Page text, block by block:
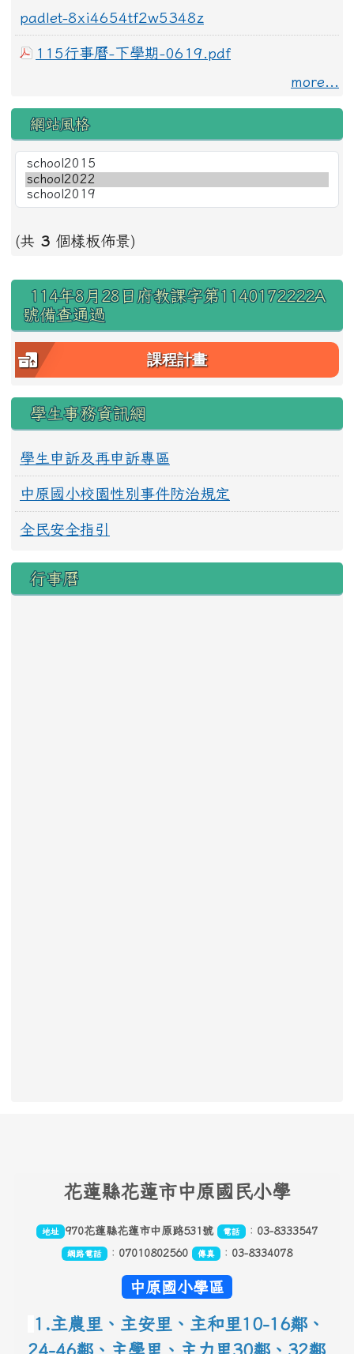
padlet-8xi4654tf2w5348z
115行事曆-下學期-0619.pdf
more...
網站風格
(共 3 個樣板佈景)
右邊區域內容
114年8月28日府教課字第1140172222A
號備查通過
課程計畫
學生事務資訊網
學生申訴及再申訴專區
中原國小校園性別事件防治規定
全民安全指引
行事曆
花蓮縣花蓮市中原國民小學
地址 970花蓮縣花蓮市中原路531號 電話 ： 03-8333547
網路電話 ： 07010802560 傳真 ： 03-8334078
中原國小學區
1.主農里、主安里、主和里10-16鄰 、
24-46鄰、主學里、主力里30鄰 、 32鄰